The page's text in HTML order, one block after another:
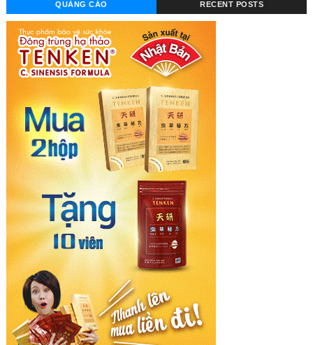
QUẢNG CÁO RECENT POSTS